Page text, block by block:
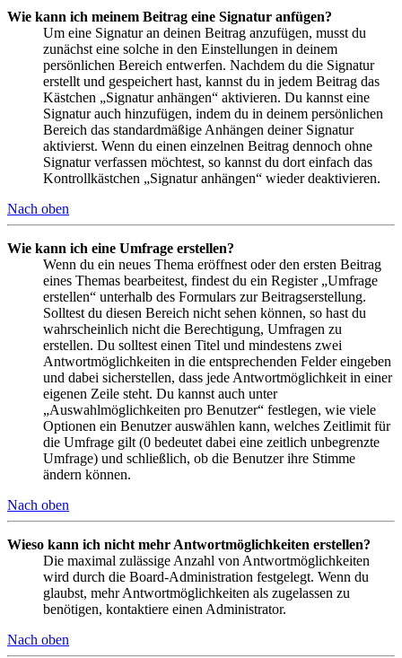
Wie kann ich meinem Beitrag eine Signatur anfügen?
Um eine Signatur an deinen Beitrag anzufügen, musst du
zunächst eine solche in den Einstellungen in deinem
persönlichen Bereich entwerfen. Nachdem du die Signatur
erstellt und gespeichert hast, kannst du in jedem Beitrag das
Kästchen „Signatur anhängen“ aktivieren. Du kannst eine
Signatur auch hinzufügen, indem du in deinem persönlichen
Bereich das standardmäßige Anhängen deiner Signatur
aktivierst. Wenn du einen einzelnen Beitrag dennoch ohne
Signatur verfassen möchtest, so kannst du dort einfach das
Kontrollkästchen „Signatur anhängen“ wieder deaktivieren.
Nach oben
Wie kann ich eine Umfrage erstellen?
Wenn du ein neues Thema eröffnest oder den ersten Beitrag
eines Themas bearbeitest, findest du ein Register „Umfrage
erstellen“ unterhalb des Formulars zur Beitragserstellung.
Solltest du diesen Bereich nicht sehen können, so hast du
wahrscheinlich nicht die Berechtigung, Umfragen zu
erstellen. Du solltest einen Titel und mindestens zwei
Antwortmöglichkeiten in die entsprechenden Felder eingeben
und dabei sicherstellen, dass jede Antwortmöglichkeit in einer
eigenen Zeile steht. Du kannst auch unter
„Auswahlmöglichkeiten pro Benutzer“ festlegen, wie viele
Optionen ein Benutzer auswählen kann, welches Zeitlimit für
die Umfrage gilt (0 bedeutet dabei eine zeitlich unbegrenzte
Umfrage) und schließlich, ob die Benutzer ihre Stimme
ändern können.
Nach oben
Wieso kann ich nicht mehr Antwortmöglichkeiten erstellen?
Die maximal zulässige Anzahl von Antwortmöglichkeiten
wird durch die Board-Administration festgelegt. Wenn du
glaubst, mehr Antwortmöglichkeiten als zugelassen zu
benötigen, kontaktiere einen Administrator.
Nach oben